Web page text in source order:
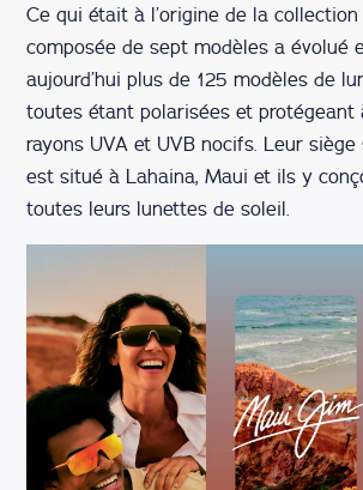
Ce qui était à l’origine de la
composée de sept modèles a évolué
aujourd’hui plus de 125 modèles de
toutes étant polarisées et protégeant
rayons UVA et UVB nocifs. Leur
est situé à Lahaina, Maui et ils y
toutes leurs lunettes de soleil.